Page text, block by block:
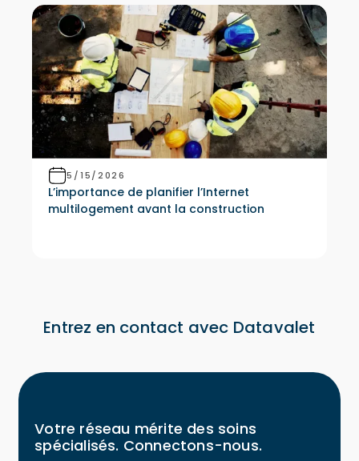
5/15/2026
L’importance de planifier l’Internet
multilogement avant la construction
Entrez en contact avec Datavalet
Votre réseau mérite des soins
spécialisés. Connectons-nous.